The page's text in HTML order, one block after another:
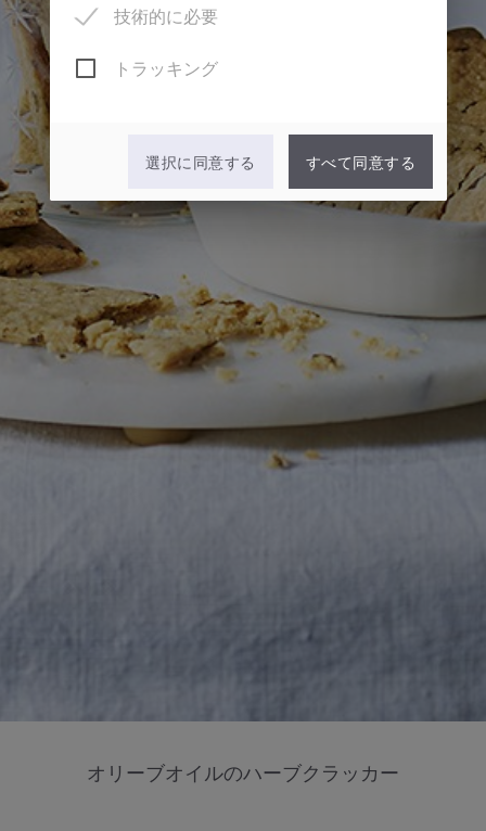
技術的に必要
トラッキング
選択に同意する すべて同意する
オリーブオイルのハーブクラッカー